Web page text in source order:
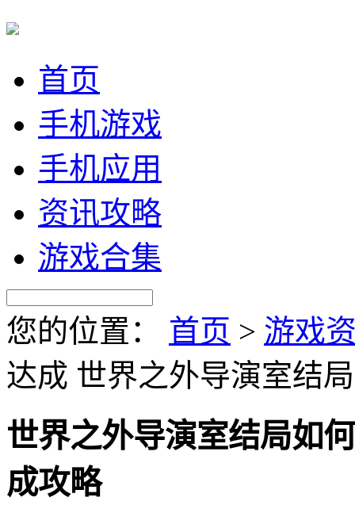
首页
手机游戏
手机应用
资讯攻略
游戏合集
您的位置： 首页 > 游戏
达成 世界之外导演室结
世界之外导演室结局如
成攻略